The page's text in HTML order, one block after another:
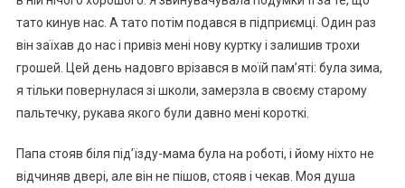
тато кинув нас. А тато потім подався в підприємці. Один раз
він заїхав до нас і привіз мені нову куртку і залишив трохи
грошей. Цей день надовго врізався в моїй пам’яті: була зима,
я тільки повернулася зі школи, замерзла в своєму старому
пальтечку, рукава якого були давно мені короткі.
Папа стояв біля під’їзду-мама була на роботі, і йому ніхто не
відчиняв двері, але він не пішов, стояв і чекав. Моя душа